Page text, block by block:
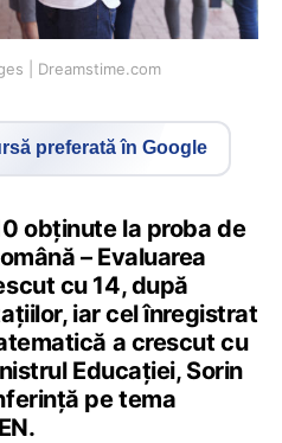
| Dreamstime.com
preferată în Google
obținute la proba de
– Evaluarea
cu 14, după
iar cel înregistrat
a crescut cu
Educației, Sorin
pe tema